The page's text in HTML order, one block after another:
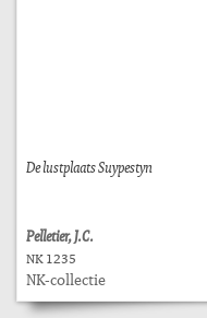
De lustplaats Suypestyn
Pelletier, J.C.
NK 1235
NK-collectie